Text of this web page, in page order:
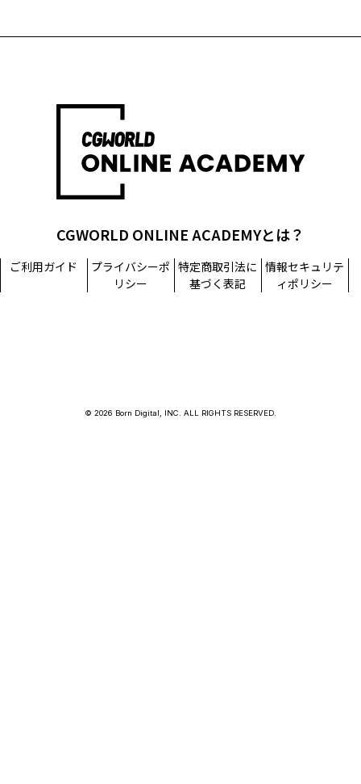
CGWORLD ONLINE ACADEMYとは？
ご利用ガイド
プライバシーポ
リシー
特定商取引法に
基づく表記
情報セキュリテ
ィポリシー
© 2026 Born Digital, INC. ALL RIGHTS RESERVED.